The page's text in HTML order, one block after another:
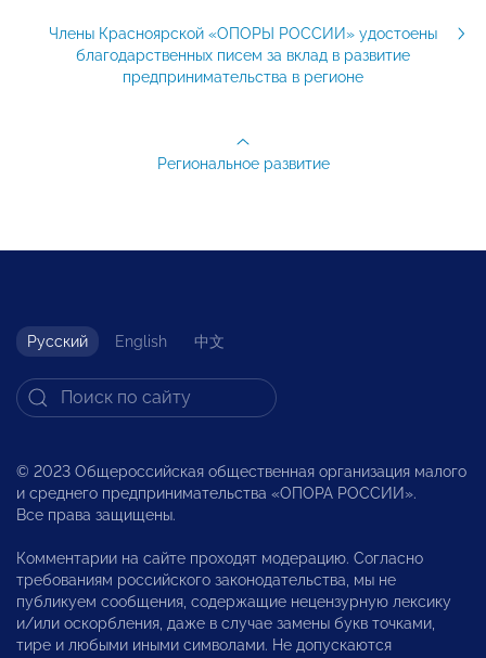
Члены Красноярской «ОПОРЫ РОССИИ» удостоены
благодарственных писем за вклад в развитие
предпринимательства в регионе
Региональное развитие
Русский English 中文
© 2023 Общероссийская общественная организация малого
и среднего предпринимательства «ОПОРА РОССИИ».
Все права защищены.
Комментарии на сайте проходят модерацию. Согласно
требованиям российского законодательства, мы не
публикуем сообщения, содержащие нецензурную лексику
и/или оскорбления, даже в случае замены букв точками,
тире и любыми иными символами. Не допускаются